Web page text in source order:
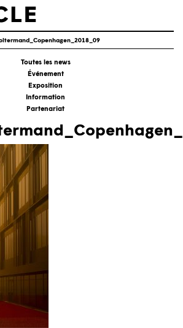
Toutes les news
Événement
Exposition
Information
Partenariat